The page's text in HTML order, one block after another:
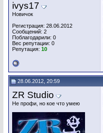
ivys17
Новичок
Регистрация: 28.06.2012
Сообщений: 2
Поблагодарили: 0
Вес репутации: 0
Репутация: 10
28.06.2012, 20:59
ZR Studio
Не профи, но кое что умею